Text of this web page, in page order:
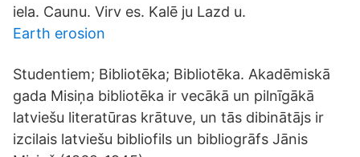
iela. Caunu. Virv es. Kalē ju Lazd u.
Earth erosion
Studentiem; Bibliotēka; Bibliotēka. Akadēmiskā
gada Misiņa bibliotēka ir vecākā un pilnīgākā
latviešu literatūras krātuve, un tās dibinātājs ir
izcilais latviešu bibliofils un bibliogrāfs Jānis